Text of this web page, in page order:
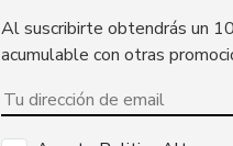
Al suscribirte obtendrás un
acumulable con otras